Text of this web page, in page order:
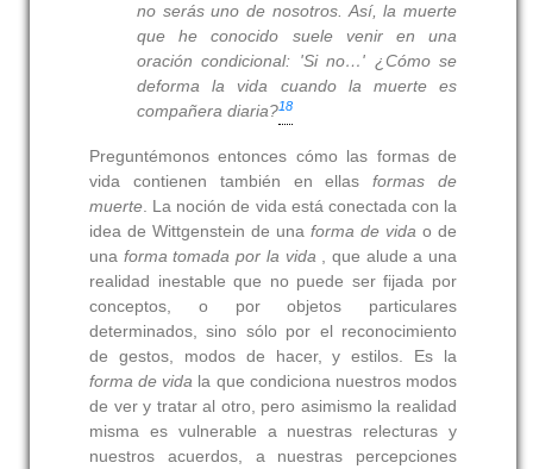
no serás uno de nosotros. Así, la muerte
que he conocido suele venir en una
oración condicional: 'Si no…' ¿Cómo se
deforma la vida cuando la muerte es
compañera diaria?18
Preguntémonos entonces cómo las formas de
vida contienen también en ellasformas de
muerte. La noción de vida está conectada con la
idea de Wittgenstein de unaforma de vida o de
una forma tomada por la vida , que alude a una
realidad inestable que no puede ser fijada por
conceptos, o por objetos particulares
determinados, sino sólo por el reconocimiento
de gestos, modos de hacer, y estilos. Es la
forma de vida la que condiciona nuestros modos
de ver y tratar al otro, pero asimismo la realidad
misma es vulnerable a nuestras relecturas y
nuestros acuerdos, a nuestras percepciones